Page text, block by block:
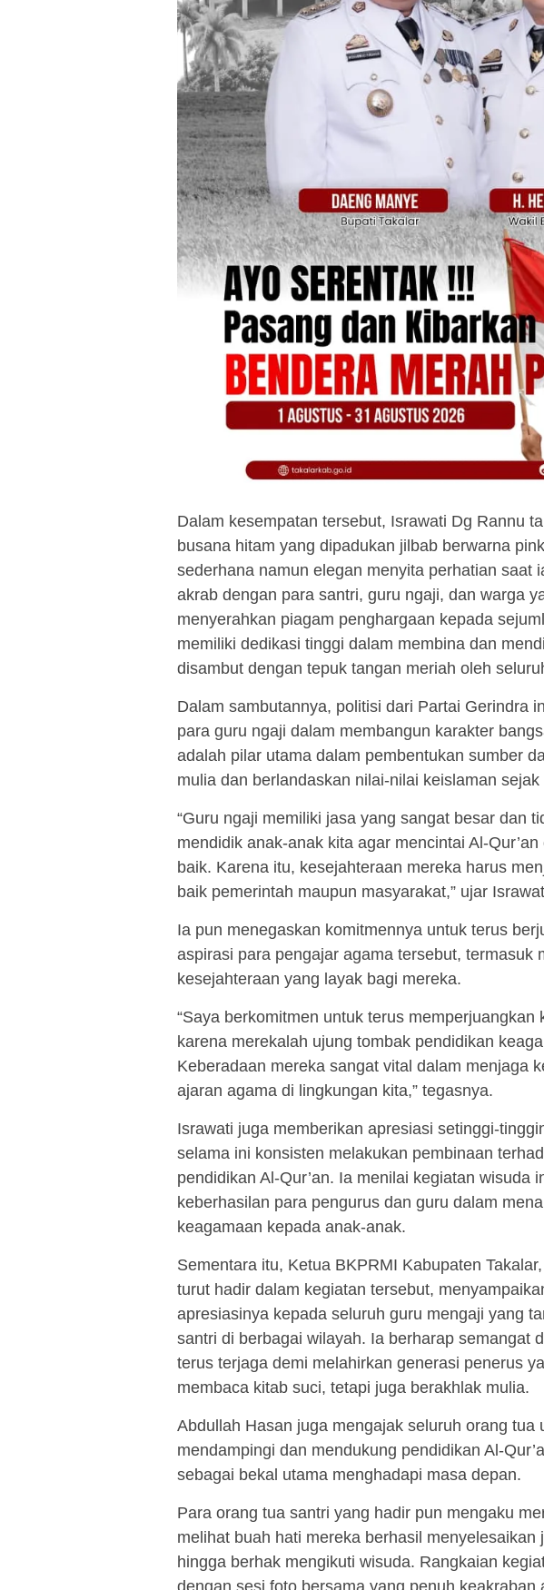
Dalam kesempatan tersebut, Israwati Dg Rannu
busana hitam yang dipadukan jilbab berwarna
sederhana namun elegan menyita perhatian saat
akrab dengan para santri, guru ngaji, dan warga
menyerahkan piagam penghargaan kepada
memiliki dedikasi tinggi dalam membina dan
disambut dengan tepuk tangan meriah oleh
Dalam sambutannya, politisi dari Partai Gerindra
para guru ngaji dalam membangun karakter
adalah pilar utama dalam pembentukan sumber
mulia dan berlandaskan nilai-nilai keislaman sejak
“Guru ngaji memiliki jasa yang sangat besar dan
mendidik anak-anak kita agar mencintai Al-
baik. Karena itu, kesejahteraan mereka harus
baik pemerintah maupun masyarakat,” ujar
Ia pun menegaskan komitmennya untuk terus
aspirasi para pengajar agama tersebut, termasuk
kesejahteraan yang layak bagi mereka.
“Saya berkomitmen untuk terus memperjuangkan
karena merekalah ujung tombak pendidikan
Keberadaan mereka sangat vital dalam menjaga
ajaran agama di lingkungan kita,” tegasnya.
Israwati juga memberikan apresiasi setinggi-
selama ini konsisten melakukan pembinaan
pendidikan Al-Qur’an. Ia menilai kegiatan wisuda
keberhasilan para pengurus dan guru dalam
keagamaan kepada anak-anak.
Sementara itu, Ketua BKPRMI Kabupaten
turut hadir dalam kegiatan tersebut,
apresiasinya kepada seluruh guru mengaji yang
santri di berbagai wilayah. Ia berharap semangat
terus terjaga demi melahirkan generasi penerus
membaca kitab suci, tetapi juga berakhlak mulia.
Abdullah Hasan juga mengajak seluruh orang tua
mendampingi dan mendukung pendidikan Al-
sebagai bekal utama menghadapi masa depan.
Para orang tua santri yang hadir pun mengaku
melihat buah hati mereka berhasil menyelesaikan
hingga berhak mengikuti wisuda. Rangkaian